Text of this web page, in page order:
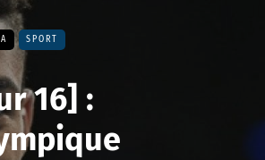
SPORT
16] :